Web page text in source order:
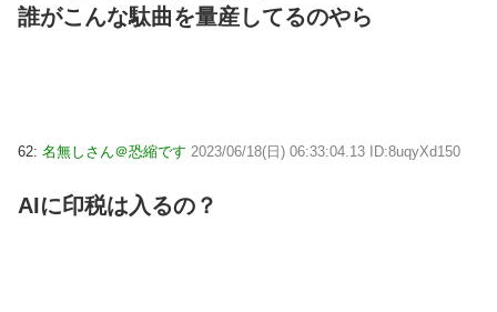
誰がこんな駄曲を量産してるのやら
62: 名無しさん＠恐縮です 2023/06/18(日) 06:33:04.13 ID:8uqyXd150
AIに印税は入るの？